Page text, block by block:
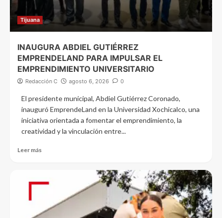
Tijuana
INAUGURA ABDIEL GUTIÉRREZ
EMPRENDELAND PARA IMPULSAR EL
EMPRENDIMIENTO UNIVERSITARIO
Redacción C agosto 6, 2026 0
El presidente municipal, Abdiel Gutiérrez Coronado,
inauguró EmprendeLand en la Universidad Xochicalco, una
iniciativa orientada a fomentar el emprendimiento, la
creatividad y la vinculación entre...
Leer más